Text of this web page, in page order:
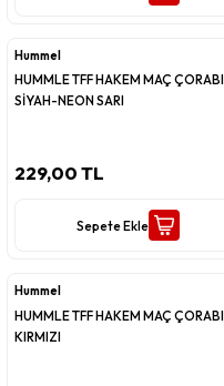
Hummel
HUMMLE TFF HAKEM MAÇ ÇORABI
SİYAH-NEON SARI
229,00 TL
Sepete Ekle
Hummel
HUMMLE TFF HAKEM MAÇ ÇORABI
KIRMIZI